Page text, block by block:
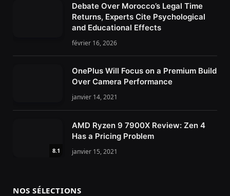
Debate Over Morocco’s Legal Time
Returns, Experts Cite Psychological
and Educational Effects
février 16, 2026
OnePlus Will Focus on a Premium Build
Over Camera Performance
janvier 14, 2021
8.1
AMD Ryzen 9 7900X Review: Zen 4
Has a Pricing Problem
janvier 15, 2021
NOS SÉLECTIONS